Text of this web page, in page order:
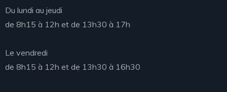
Du lundi au jeudi
de 8h15 à 12h et de 13h30 à 17h
Le vendredi
de 8h15 à 12h et de 13h30 à 16h30